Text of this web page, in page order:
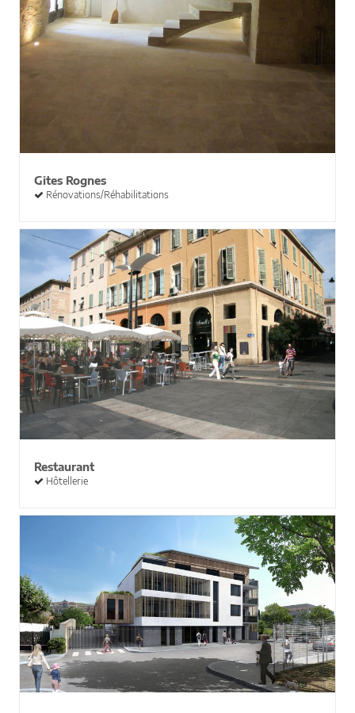
Gites Rognes
Rénovations/Réhabilitations
Restaurant
Hôtellerie